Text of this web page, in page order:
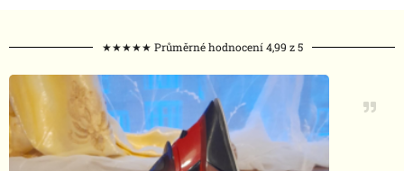
★★★★★ Průměrné hodnocení 4,99 z 5